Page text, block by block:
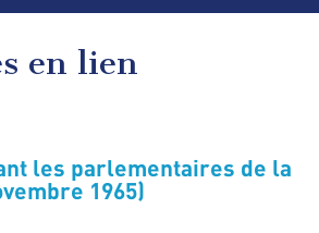
en lien
les parlementaires de la
1965)